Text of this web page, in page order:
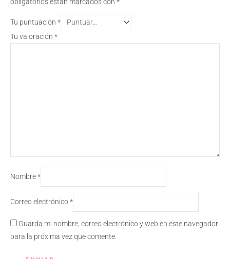
Tu puntuación *
Tu valoración *
Nombre*
Correo electrónico*
Guarda mi nombre, correo electrónico y web en este navegador
para la próxima vez que comente.